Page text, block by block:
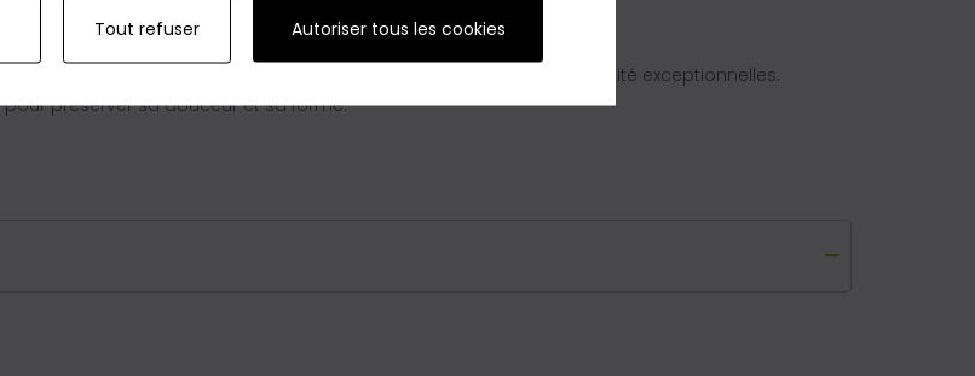
avec soin en Méditerranée, garantissant une qualité et une durabilité exceptionnelles.
préserver sa douceur et sa forme.
Tout refuser Autoriser tous les cookies